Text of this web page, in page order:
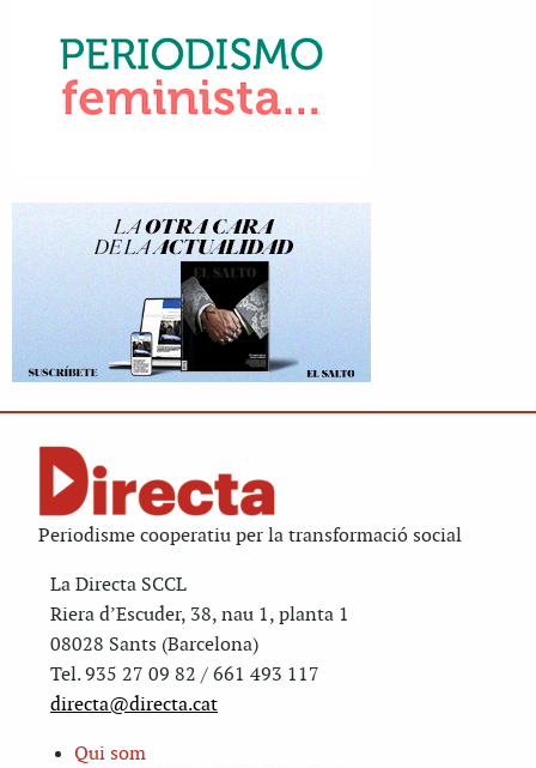
Periodisme cooperatiu per la transformació social
La Directa SCCL
Riera d’Escuder, 38, nau 1, planta 1
08028 Sants (Barcelona)
Tel. 935 27 09 82 / 661 493 117
directa@directa.cat
Qui som